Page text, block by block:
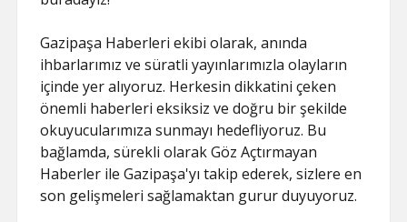
Gazipaşa Haberleri ekibi olarak, anında
ihbarlarımız ve süratli yayınlarımızla olayların
içinde yer alıyoruz. Herkesin dikkatini çeken
önemli haberleri eksiksiz ve doğru bir şekilde
okuyucularımıza sunmayı hedefliyoruz. Bu
bağlamda, sürekli olarak Göz Açtırmayan
Haberler ile Gazipaşa'yı takip ederek, sizlere en
son gelişmeleri sağlamaktan gurur duyuyoruz.